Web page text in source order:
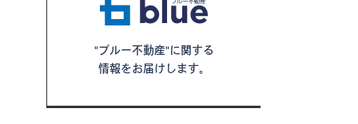
"ブルー不動産"に関する
情報をお届けします。